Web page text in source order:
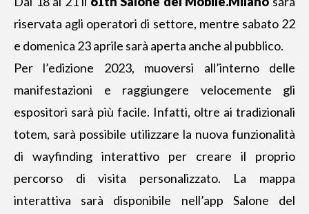
riservata agli operatori di settore, mentre sabato 22
e domenica 23 aprile sarà aperta anche al pubblico.
Per l’edizione 2023, muoversi all’interno delle
manifestazioni e raggiungere velocemente gli
espositori sarà più facile. Infatti, oltre ai tradizionali
totem, sarà possibile utilizzare la nuova funzionalità
di wayfinding interattivo per creare il proprio
percorso di visita personalizzato. La mappa
interattiva sarà disponibile nell’app Salone del